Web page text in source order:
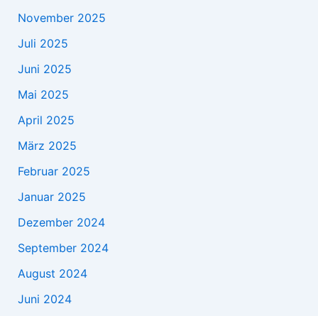
November 2025
Juli 2025
Juni 2025
Mai 2025
April 2025
März 2025
Februar 2025
Januar 2025
Dezember 2024
September 2024
August 2024
Juni 2024